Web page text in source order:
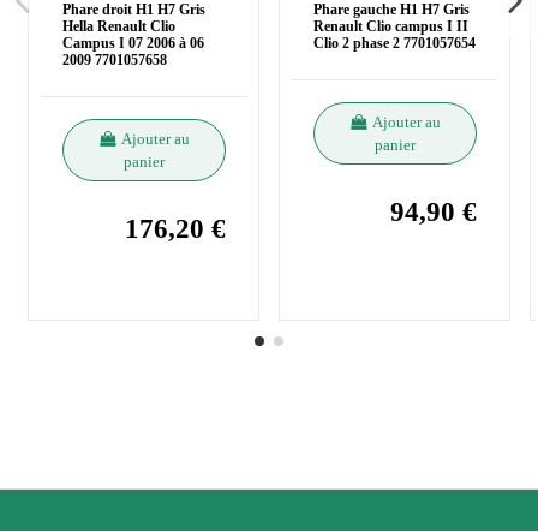
Phare droit H1 H7 Gris
Hella Renault Clio
Campus I 07 2006 à 06
2009 7701057658
Ajouter au
panier
176,20 €
Phare gauche H1 H7 Gris
Renault Clio campus I II
Clio 2 phase 2 7701057654
Ajouter au
panier
94,90 €